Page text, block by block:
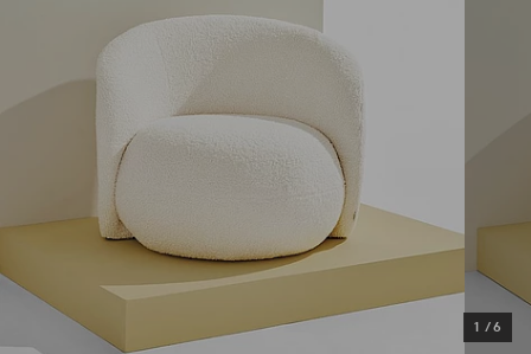
1 /6